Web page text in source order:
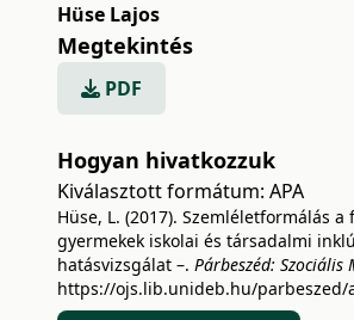
Hüse Lajos
Megtekintés
PDF
Hogyan hivatkozzuk
Kiválasztott formátum: APA
Hüse, L. (2017). Szemléletformálás a
gyermekek iskolai és társadalmi
hatásvizsgálat –. Párbeszéd:
https://ojs.lib.unideb.hu/parbeszed/